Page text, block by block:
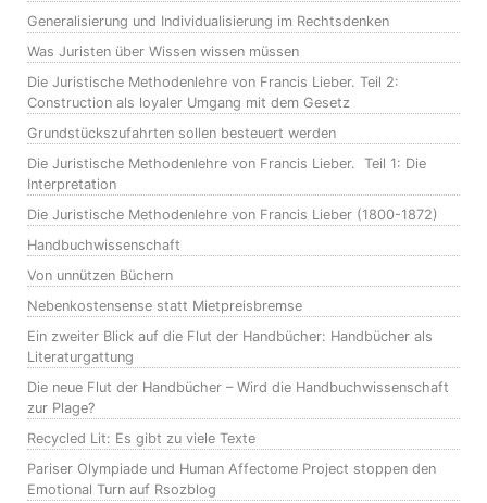
Generalisierung und Individualisierung im Rechtsdenken
Was Juristen über Wissen wissen müssen
Die Juristische Methodenlehre von Francis Lieber. Teil 2:
Construction als loyaler Umgang mit dem Gesetz
Grundstückszufahrten sollen besteuert werden
Die Juristische Methodenlehre von Francis Lieber. Teil 1: Die
Interpretation
Die Juristische Methodenlehre von Francis Lieber (1800-1872)
Handbuchwissenschaft
Von unnützen Büchern
Nebenkostensense statt Mietpreisbremse
Ein zweiter Blick auf die Flut der Handbücher: Handbücher als
Literaturgattung
Die neue Flut der Handbücher – Wird die Handbuchwissenschaft
zur Plage?
Recycled Lit: Es gibt zu viele Texte
Pariser Olympiade und Human Affectome Project stoppen den
Emotional Turn auf Rsozblog